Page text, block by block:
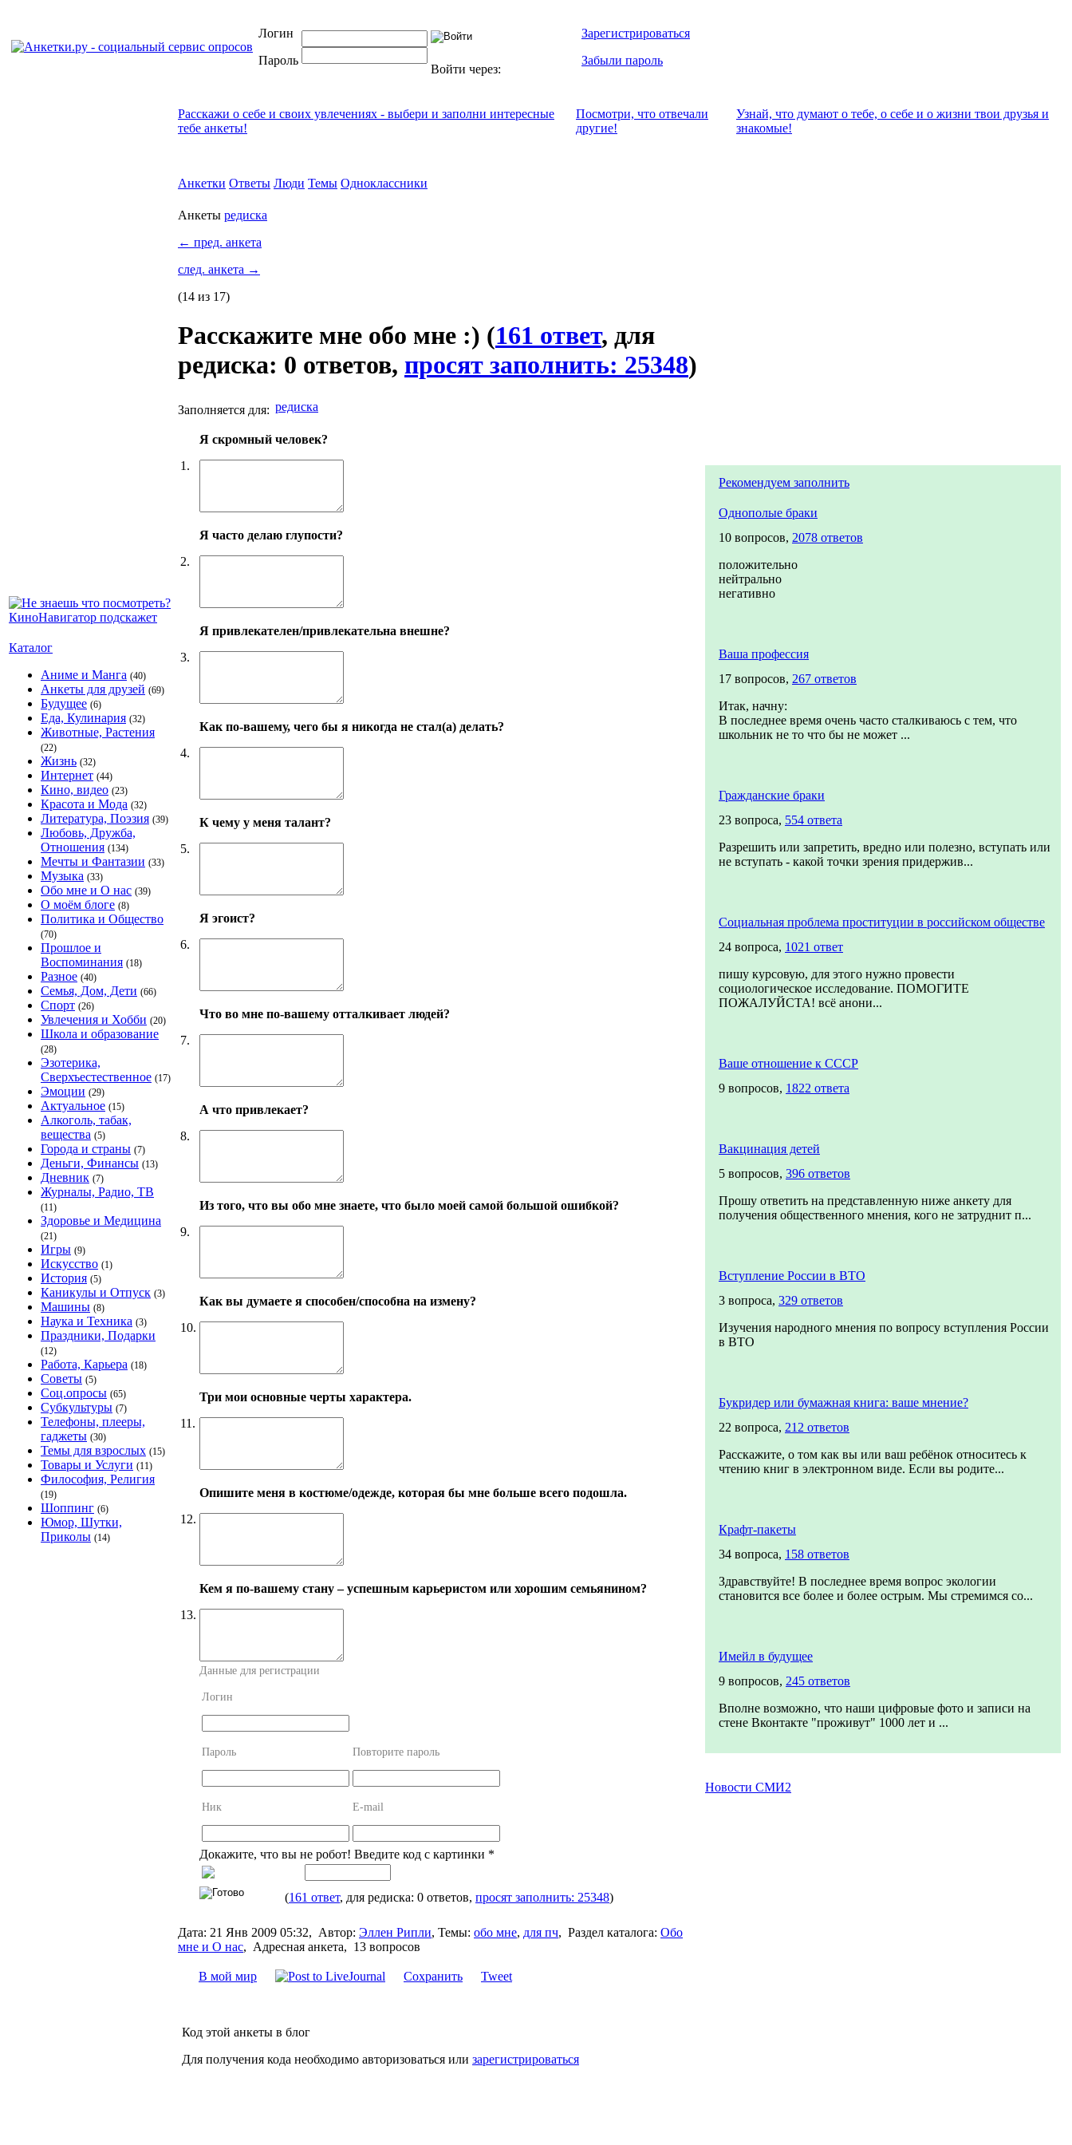
Логин
Пароль
Войти через:
Зарегистрироваться
Забыли пароль
Каталог
Аниме и Манга (40)
Анкеты для друзей (69)
Будущее (6)
Еда, Кулинария (32)
Животные, Растения
(22)
Жизнь (32)
Интернет (44)
Кино, видео (23)
Красота и Мода (32)
Литература, Поэзия (39)
Любовь, Дружба,
Отношения (134)
Мечты и Фантазии (33)
Музыка (33)
Обо мне и О нас (39)
О моём блоге (8)
Политика и Общество
(70)
Прошлое и
Воспоминания (18)
Разное (40)
Семья, Дом, Дети (66)
Спорт (26)
Увлечения и Хобби (20)
Школа и образование
(28)
Эзотерика,
Сверхъестественное (17)
Эмоции (29)
Актуальное (15)
Алкоголь, табак,
вещества (5)
Города и страны (7)
Деньги, Финансы (13)
Дневник (7)
Журналы, Радио, ТВ
(11)
Здоровье и Медицина
(21)
Игры (9)
Искусство (1)
История (5)
Каникулы и Отпуск (3)
Машины (8)
Наука и Техника (3)
Праздники, Подарки
(12)
Работа, Карьера (18)
Советы (5)
Соц.опросы (65)
Субкультуры (7)
Телефоны, плееры,
гаджеты (30)
Темы для взрослых (15)
Товары и Услуги (11)
Философия, Религия
(19)
Шоппинг (6)
Юмор, Шутки,
Приколы (14)
Расскажи о себе и своих увлечениях - выбери и заполни интересные
тебе анкеты!
Посмотри, что отвeчали
другие!
Узнай, что думают о тебе, о себе и о жизни твои друзья и
знакомые!
Анкетки Ответы Люди Темы Одноклассники
Анкеты редиска
← пред. анкета
след. анкета →
(14 из 17)
Расскажите мне обо мне :) (161 ответ, для
редиска: 0 ответов, просят заполнить: 25348)
Заполняется для: редиска
1.
Я скромный человек?
2.
Я часто делаю глупости?
3.
Я привлекателен/привлекательна внешне?
4.
Как по-вашему, чего бы я никогда не стал(а) делать?
5.
К чему у меня талант?
6.
Я эгоист?
7.
Что во мне по-вашему отталкивает людей?
8.
А что привлекает?
9.
Из того, что вы обо мне знаете, что было моей самой большой ошибкой?
10.
Как вы думаете я способен/способна на измену?
11.
Три мои основные черты характера.
12.
Опишите меня в костюме/одежде, которая бы мне больше всего подошла.
13.
Кем я по-вашему стану – успешным карьеристом или хорошим семьянином?
Данные для регистрации
Логин
Пароль Повторите пароль
Ник E-mail
Докажите, что вы не робот! Введите код с картинки *
(161 ответ, для редиска: 0 ответов, просят заполнить: 25348)
Дата: 21 Янв 2009 05:32, Автор: Эллен Рипли, Темы: обо мне, для пч, Раздел каталога: Обо
мне и О нас, Адресная анкета, 13 вопросов
В мой мир Сохранить Tweet
Код этой анкеты в блог
Для получения кода необходимо авторизоваться или зарегистрироваться
Рекомендуем заполнить
Однополые браки
10 вопросов, 2078 ответов
положительно
нейтрально
негативно
Ваша профессия
17 вопросов, 267 ответов
Итак, начну:
В последнее время очень часто сталкиваюсь с тем, что
школьник не то что бы не может ...
Гражданские браки
23 вопроса, 554 ответа
Разрешить или запретить, вредно или полезно, вступать или
не вступать - какой точки зрения придержив...
Социальная проблема проституции в российском обществе
24 вопроса, 1021 ответ
пишу курсовую, для этого нужно провести
социологическое исследование. ПОМОГИТЕ
ПОЖАЛУЙСТА! всё анони...
Ваше отношение к СССР
9 вопросов, 1822 ответа
Вакцинация детей
5 вопросов, 396 ответов
Прошу ответить на представленную ниже анкету для
получения общественного мнения, кого не затруднит п...
Вступление России в ВТО
3 вопроса, 329 ответов
Изучения народного мнения по вопросу вступления России
в ВТО
Букридер или бумажная книга: ваше мнение?
22 вопроса, 212 ответов
Расскажите, о том как вы или ваш ребёнок относитесь к
чтению книг в электронном виде. Если вы родите...
Крафт-пакеты
34 вопроса, 158 ответов
Здравствуйте! В последнее время вопрос экологии
становится все более и более острым. Мы стремимся со...
Имейл в будущее
9 вопросов, 245 ответов
Вполне возможно, что наши цифровые фото и записи на
стене Вконтакте "проживут" 1000 лет и ...
Новости СМИ2